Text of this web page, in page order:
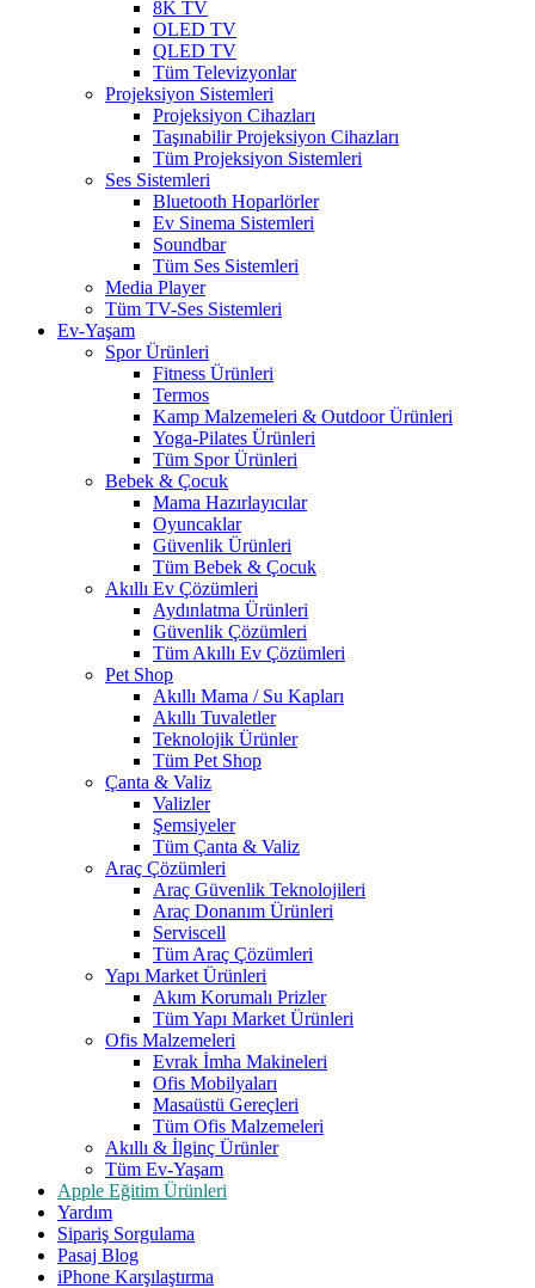
8K TV
OLED TV
QLED TV
Tüm Televizyonlar
Projeksiyon Sistemleri
Projeksiyon Cihazları
Taşınabilir Projeksiyon Cihazları
Tüm Projeksiyon Sistemleri
Ses Sistemleri
Bluetooth Hoparlörler
Ev Sinema Sistemleri
Soundbar
Tüm Ses Sistemleri
Media Player
Tüm TV-Ses Sistemleri
Ev-Yaşam
Spor Ürünleri
Fitness Ürünleri
Termos
Kamp Malzemeleri & Outdoor Ürünleri
Yoga-Pilates Ürünleri
Tüm Spor Ürünleri
Bebek & Çocuk
Mama Hazırlayıcılar
Oyuncaklar
Güvenlik Ürünleri
Tüm Bebek & Çocuk
Akıllı Ev Çözümleri
Aydınlatma Ürünleri
Güvenlik Çözümleri
Tüm Akıllı Ev Çözümleri
Pet Shop
Akıllı Mama / Su Kapları
Akıllı Tuvaletler
Teknolojik Ürünler
Tüm Pet Shop
Çanta & Valiz
Valizler
Şemsiyeler
Tüm Çanta & Valiz
Araç Çözümleri
Araç Güvenlik Teknolojileri
Araç Donanım Ürünleri
Serviscell
Tüm Araç Çözümleri
Yapı Market Ürünleri
Akım Korumalı Prizler
Tüm Yapı Market Ürünleri
Ofis Malzemeleri
Evrak İmha Makineleri
Ofis Mobilyaları
Masaüstü Gereçleri
Tüm Ofis Malzemeleri
Akıllı & İlginç Ürünler
Tüm Ev-Yaşam
Apple Eğitim Ürünleri
Yardım
Sipariş Sorgulama
Pasaj Blog
iPhone Karşılaştırma